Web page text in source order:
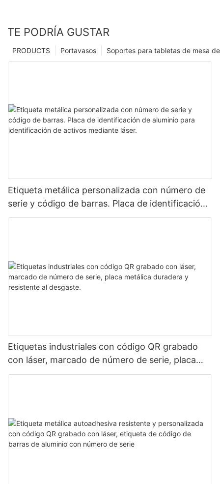
TE PODRÍA GUSTAR
Soportes para tabletas de mesa
Portavasos
PRODUCTS
Etiqueta metálica personalizada con número de
serie y código de barras. Placa de identificación
de aluminio para identificación de activos
Etiquetas industriales con código QR grabado
con láser, marcado de número de serie, placa
metálica duradera y resistente al desgaste.